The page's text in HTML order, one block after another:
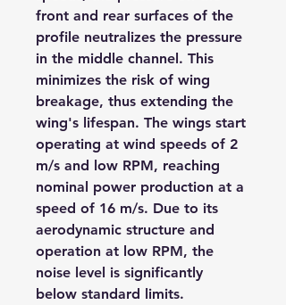
front and rear surfaces of the
profile neutralizes the pressure
in the middle channel. This
minimizes the risk of wing
breakage, thus extending the
wing's lifespan. The wings start
operating at wind speeds of 2
m/s and low RPM, reaching
nominal power production at a
speed of 16 m/s. Due to its
aerodynamic structure and
operation at low RPM, the
noise level is significantly
below standard limits.